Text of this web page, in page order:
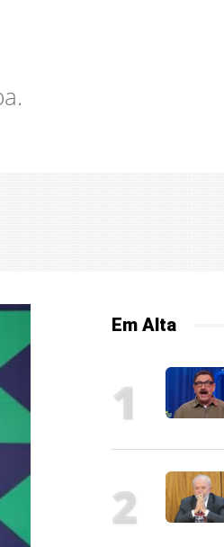
Em Alta